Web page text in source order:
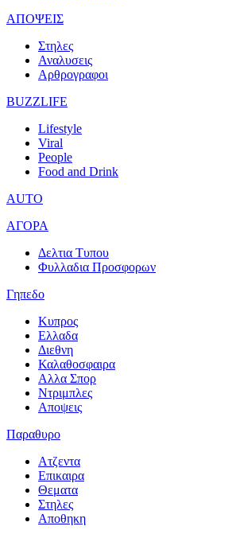
ΑΠΟΨΕΙΣ
Στηλες
Αναλυσεις
Αρθρογραφοι
BUZZLIFE
Lifestyle
Viral
People
Food and Drink
AUTO
ΑΓΟΡΑ
Δελτια Τυπου
Φυλλαδια Προσφορων
Γηπεδο
Κυπρος
Ελλαδα
Διεθνη
Καλαθοσφαιρα
Αλλα Σπορ
Ντριμπλες
Αποψεις
Παραθυρο
Ατζεντα
Επικαιρα
Θεματα
Στηλες
Αποθηκη